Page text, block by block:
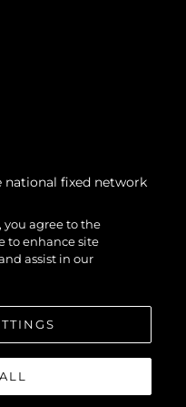
national fixed network
you agree to the
to enhance site
assist in our